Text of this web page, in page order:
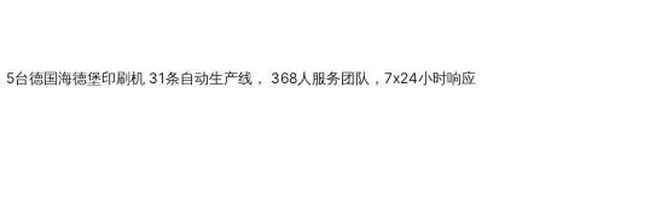
5台德国海德堡印刷机 31条自动生产线， 368人服务团队，7x24小时响应